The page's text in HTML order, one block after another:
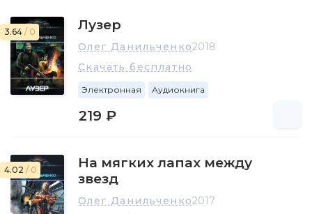
3.64 / 0 Лузер
Олег Данильченко2018
Скачать бесплатно
Электронная Аудиокнига
219 ₽
4.02 / 0
На мягких лапах между
звезд
Олег Данильченко2017